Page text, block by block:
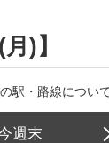
)】
駅・路線につい
週末